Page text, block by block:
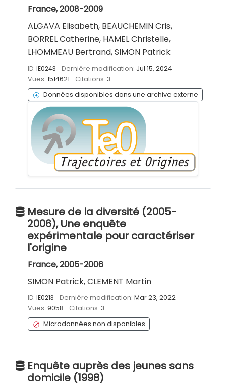
France, 2008-2009
ALGAVA Elisabeth, BEAUCHEMIN Cris,
BORREL Catherine, HAMEL Christelle,
LHOMMEAU Bertrand, SIMON Patrick
ID: IE0243 Dernière modification: Jul 15, 2024
Vues: 1514621 Citations: 3
Données disponibles dans une archive externe
Mesure de la diversité (2005-
2006), Une enquête
expérimentale pour caractériser
l'origine
France, 2005-2006
SIMON Patrick, CLEMENT Martin
ID: IE0213 Dernière modification: Mar 23, 2022
Vues: 9058 Citations: 3
Microdonnées non disponibles
Enquête auprès des jeunes sans
domicile (1998)